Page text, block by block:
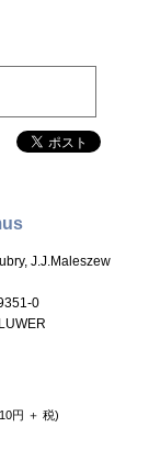
J.J.Maleszew
0
円 ＋ 税)